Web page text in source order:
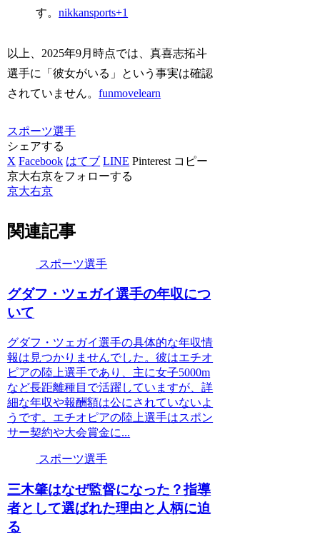
す。nikkansports+1
以上、2025年9月時点では、真喜志拓斗
選手に「彼女がいる」という事実は確認
されていません。funmovelearn
スポーツ選手
シェアする
X Facebook はてブ LINE Pinterest コピー
京大右京をフォローする
京大右京
関連記事
スポーツ選手
グダフ・ツェガイ選手の年収につ
いて
グダフ・ツェガイ選手の具体的な年収情
報は見つかりませんでした。彼はエチオ
ピアの陸上選手であり、主に女子5000m
など長距離種目で活躍していますが、詳
細な年収や報酬額は公にされていないよ
うです。エチオピアの陸上選手はスポン
サー契約や大会賞金に...
スポーツ選手
三木肇はなぜ監督になった？指導
者として選ばれた理由と人柄に迫
る